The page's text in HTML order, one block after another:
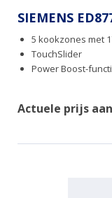
SIEMENS
5 kookzones met
TouchSlider
Power Boost-
Actuele prijs